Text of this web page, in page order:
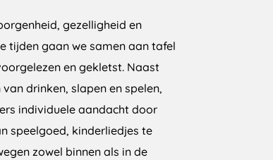
gezelligheid en
tijden gaan we samen aan tafel
en gekletst. Naast
drinken, slapen en spelen,
individuele aandacht door
speelgoed, kinderliedjes te
zowel binnen als in de